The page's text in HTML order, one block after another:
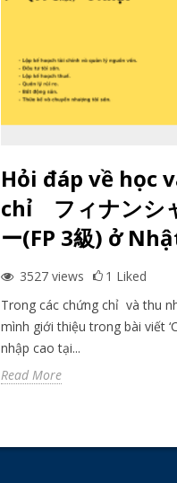
Hỏi đáp về học
chỉ フィナンシ
ー(FP 3級) ở
3527 views 1 Liked
Trong các chứng chỉ và thu
mình giới thiệu trong bài viết
nhập cao tại...
Read More